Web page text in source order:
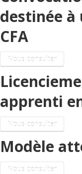
destinée
CFA
Nous consulter
apprenti
Nous consulter
Modèle
Nous consulter